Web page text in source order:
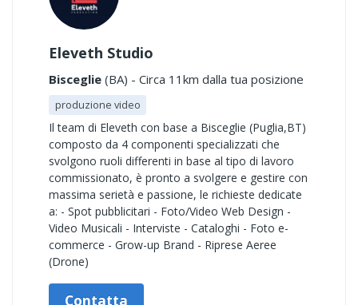
Eleveth Studio
Bisceglie (BA) - Circa 11km dalla tua posizione
produzione video
Il team di Eleveth con base a Bisceglie (Puglia,BT)
composto da 4 componenti specializzati che
svolgono ruoli differenti in base al tipo di lavoro
commissionato, è pronto a svolgere e gestire con
massima serietà e passione, le richieste dedicate
a: - Spot pubblicitari - Foto/Video Web Design -
Video Musicali - Interviste - Cataloghi - Foto e-
commerce - Grow-up Brand - Riprese Aeree
(Drone)
Contatta